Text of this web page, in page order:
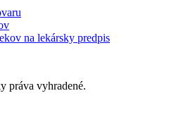
na lekársky predpis
práva vyhradené.